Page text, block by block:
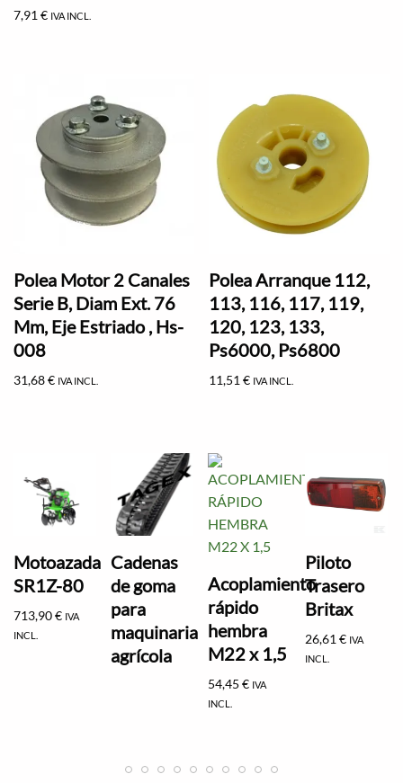
7,91 € IVA INCL.
Polea Motor 2 Canales
Serie B, Diam Ext. 76
Mm, Eje Estriado , Hs-
008
31,68€ IVA INCL.
Polea Arranque 112,
113, 116, 117, 119,
120, 123, 133,
Ps6000, Ps6800
11,51€ IVA INCL.
Motoazada
SR1Z-80
713,90€ IVA
INCL.
Cadenas
de goma
para
maquinaria
agrícola
Acoplamiento
rápido
hembra
M22 x 1,5
54,45€ IVA
INCL.
Piloto
Trasero
Britax
26,61€ IVA
INCL.